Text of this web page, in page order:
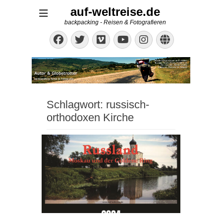
auf-weltreise.de
backpacking - Reisen & Fotografieren
Facebook
Twitter
Vimeo
YouTube
Instagram
Website
Schlagwort: russisch-
orthodoxen Kirche